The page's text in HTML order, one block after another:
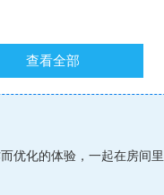
查看全部
优化的体验，一起在房间